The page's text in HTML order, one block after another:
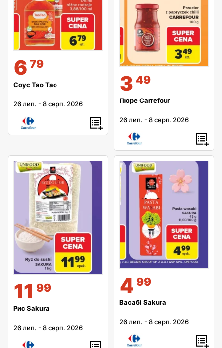
6 79
Соус Tao Tao
26 лип. -8 серп. 2026
3 49
Пюре Carrefour
26 лип. -8 серп. 2026
11 99
Рис Sakura
26 лип. -8 серп. 2026
4 99
Васабі Sakura
26 лип. -8 серп. 2026